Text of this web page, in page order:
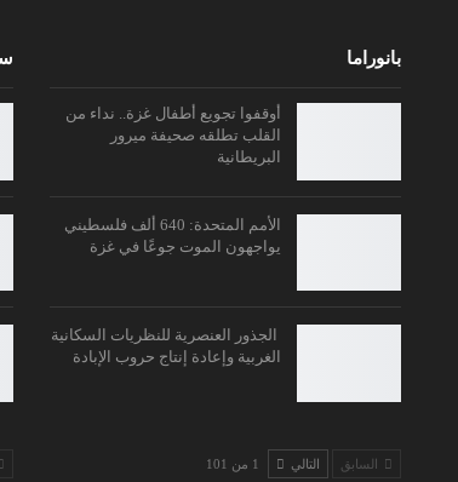
بانوراما
أوقفوا تجويع أطفال غزة.. نداء من
القلب تطلقه صحيفة ميرور
البريطانية
الأمم المتحدة: 640 ألف فلسطيني
يواجهون الموت جوعًا في غزة
الجذور العنصرية للنظريات السكانية
الغربية وإعادة إنتاج حروب الإبادة
السابق التالي 1 من 101